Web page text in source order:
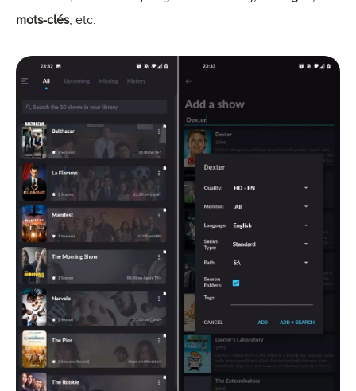
mots-clés, etc.